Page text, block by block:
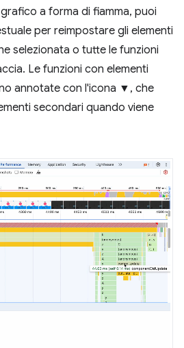
a forma di fiamma, puoi
per reimpostare gli elementi
selezionata o tutte le funzioni
Le funzioni con elementi
annotate con l'icona ▼, che
secondari quando viene